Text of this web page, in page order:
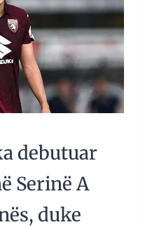
debutuar
Serinë A
duke